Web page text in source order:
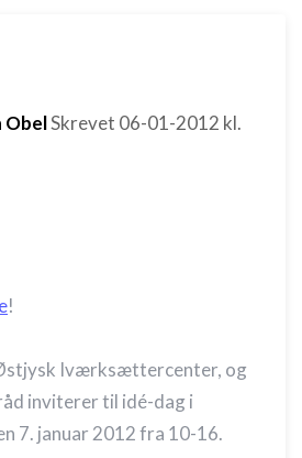
ObelSkrevet 06-01-2012 kl.
!
Iværksættercenter, og
inviterer til idé-dag i
7. januar 2012 fra 10-16.